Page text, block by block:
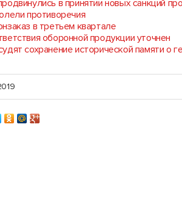
в принятии новых санкций
противоречия
в третьем квартале
оборонной продукции уточнен
сохранение исторической памяти о